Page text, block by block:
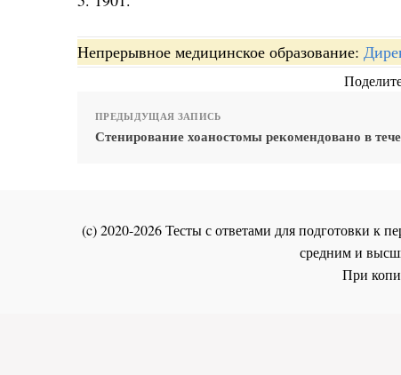
Непрерывное медицинское образование:
ПРЕДЫДУЩАЯ ЗАПИСЬ
Стенирование хоаностомы рекомендовано в
(c) 2020-2026 Тесты с ответами для подготовки к
средним и
При